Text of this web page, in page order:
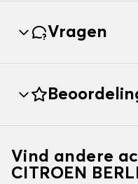
Vragen
Vind andere
CITROEN